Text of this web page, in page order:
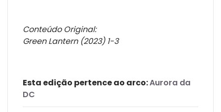
Conteúdo Original:
Green Lantern (2023) 1-3
Esta edição pertence ao arco:Aurora da
DC